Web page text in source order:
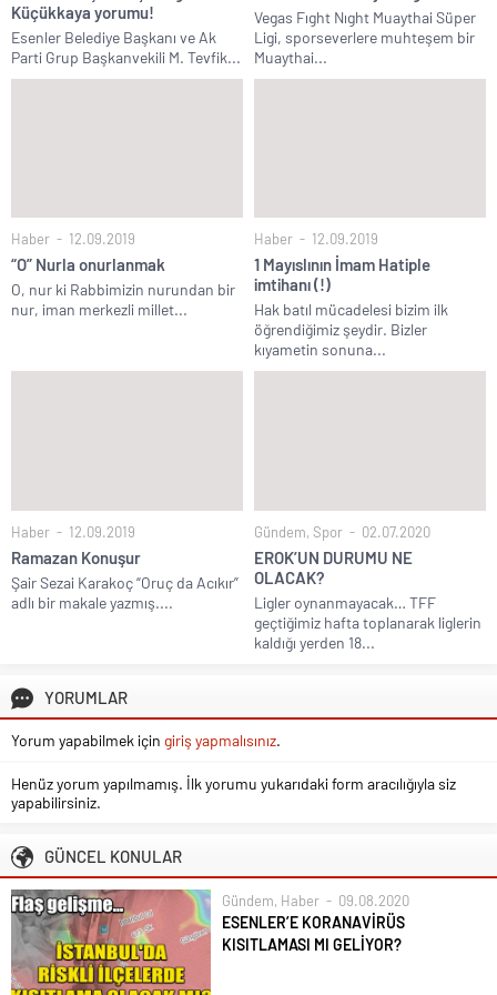
Küçükkaya yorumu!
Esenler Belediye Başkanı ve Ak
Parti Grup Başkanvekili M. Tevfik...
Vegas Fıght Nıght Muaythai Süper
Ligi, sporseverlere muhteşem bir
Muaythai...
Haber 12.09.2019
“O” Nurla onurlanmak
O, nur ki Rabbimizin nurundan bir
nur, iman merkezli millet...
Haber 12.09.2019
1 Mayıslının İmam Hatiple
imtihanı (!)
Hak batıl mücadelesi bizim ilk
öğrendiğimiz şeydir. Bizler
kıyametin sonuna...
Haber 12.09.2019
Ramazan Konuşur
Şair Sezai Karakoç “Oruç da Acıkır”
adlı bir makale yazmış....
Gündem, Spor 02.07.2020
EROK’UN DURUMU NE
OLACAK?
Ligler oynanmayacak… TFF
geçtiğimiz hafta toplanarak liglerin
kaldığı yerden 18...
YORUMLAR
Yorum yapabilmek için giriş yapmalısınız.
Henüz yorum yapılmamış. İlk yorumu yukarıdaki form aracılığıyla siz
yapabilirsiniz.
GÜNCEL KONULAR
Gündem, Haber 09.08.2020
ESENLER’E KORANAVİRÜS
KISITLAMASI MI GELİYOR?